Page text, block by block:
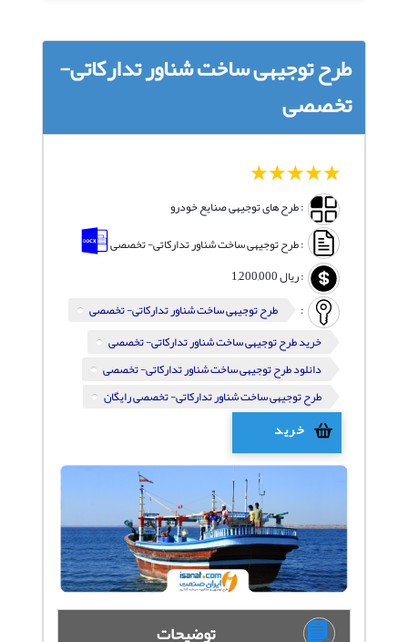
طرح توجیهی ساخت شناور تدارکاتی-
تخصصی
5
4
3
2
: طرح های توجیهی صنایع خودرو
: طرح توجیهی ساخت شناور تدارکاتی- تخصصی
:ریال1,200,000
:
طرح توجیهی ساخت شناور تدارکاتی- تخصصی
خرید طرح توجیهی ساخت شناور تدارکاتی- تخصصی
دانلود طرح توجیهی ساخت شناور تدارکاتی- تخصصی
طرح توجیهی ساخت شناور تدارکاتی- تخصصی رایگان
خرید
توضیحات